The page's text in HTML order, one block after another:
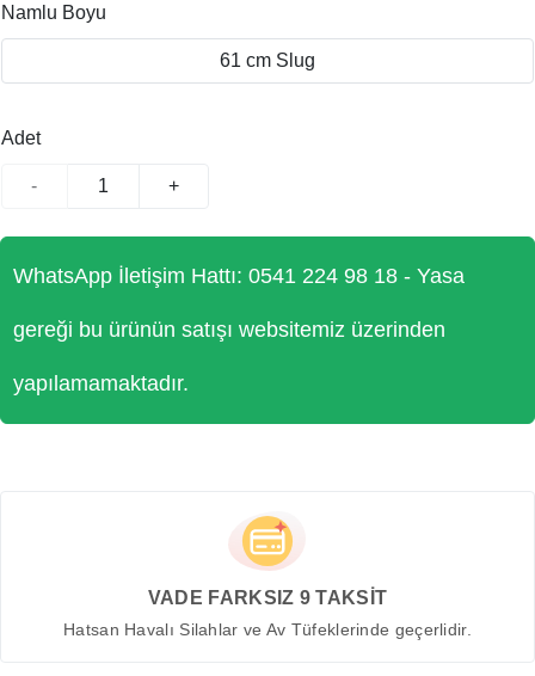
Namlu Boyu
61 cm Slug
Adet
- +
WhatsApp İletişim Hattı: 0541 224 98 18 - Yasa
gereği bu ürünün satışı websitemiz üzerinden
yapılamamaktadır.
VADE FARKSIZ 9 TAKSİT
Hatsan Havalı Silahlar ve Av Tüfeklerinde geçerlidir.